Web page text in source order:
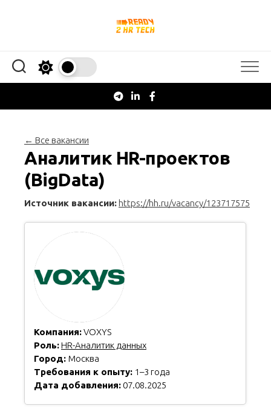
← Все вакансии
Аналитик HR-проектов
(BigData)
Источник вакансии: https://hh.ru/vacancy/123717575
Компания:VOXYS
Роль:HR-Аналитик данных
Город: Москва
Требования к опыту: 1–3 года
Дата добавления: 07.08.2025